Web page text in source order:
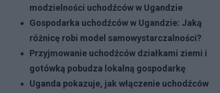
mo­dziel­no­ści uchodź­ców w Ugan­dzie
Go­spo­dar­ka uchodź­ców w Ugan­dzie: Ja­ką
róż­ni­cę ro­bi mo­del sa­mo­wy­star­czal­no­ści?
Przyj­mo­wa­nie uchodź­ców dział­ka­mi zie­mi i
go­tów­ką po­bu­dza lo­kal­ną go­spo­dar­kę
Ugan­da po­ka­zu­je, jak włą­cze­nie uchodź­ców